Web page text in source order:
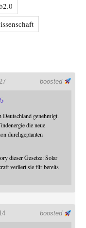
boosted
genehmigt.
die neue
durchgeplanten
dieser Gesetze: Solar
verliert sie für bereits
boosted